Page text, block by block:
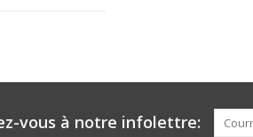
vous à notre infolettre: